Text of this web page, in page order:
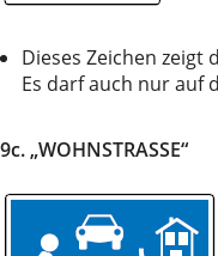
Dieses Zeichen zeigt
Es darf auch nur auf
9c. „WOHNSTRASSE“